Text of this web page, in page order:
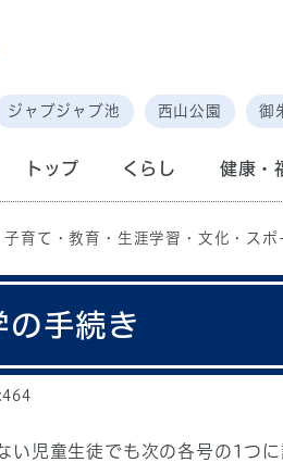
ジャブジャブ池 西山公園 御
トップ くらし 健康・
子育て・教育・生涯学習・文化・スポ
の手続き
い児童生徒でも次の各号の1つ